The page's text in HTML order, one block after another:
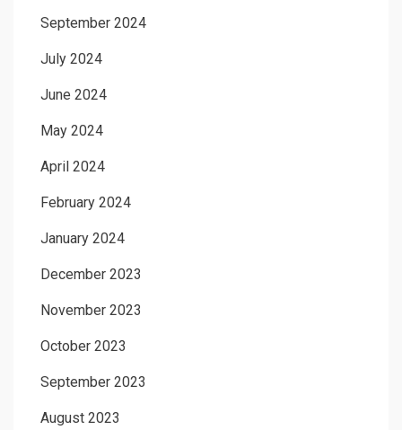
September 2024
July 2024
June 2024
May 2024
April 2024
February 2024
January 2024
December 2023
November 2023
October 2023
September 2023
August 2023